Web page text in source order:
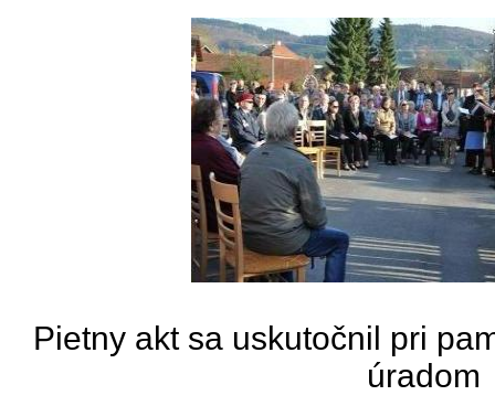
Pietny akt sa uskutočnil pri
úradom